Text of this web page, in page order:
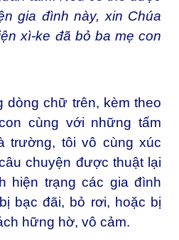
gia đình này, xin Chúa
xì-ke đã bỏ ba mẹ con
dòng chữ trên, kèm theo
cùng với những tấm
trường, tôi vô cùng xúc
chuyện được thuật lại
hiện trạng các gia đình
bạc đãi, bỏ rơi, hoặc bị
hững hờ, vô cảm.